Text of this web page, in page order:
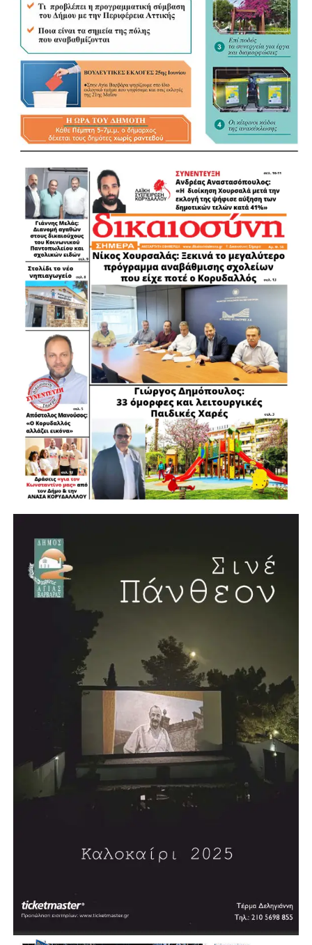
επικεφαλής την αντιδήμαρχο Αθλητισμού, Αλεξία
Παναγωπούλου.